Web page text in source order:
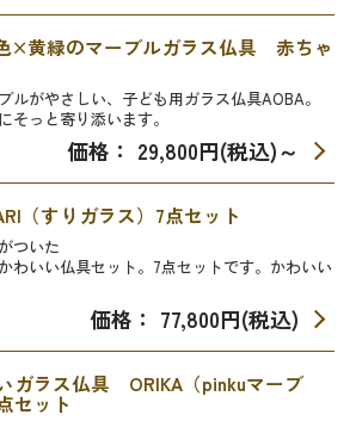
×黄緑のマーブルガラス仏具 赤ちゃ
ルがやさしい、子ども用ガラス仏具AOBA。
そっと寄り添います。
価格： 29,800円(税込)～
（すりガラス）7点セット
ついた
わいい仏具セット。7点セットです。かわいい
価格： 77,800円(税込)
ガラス仏具 ORIKA（pinkuマーブ
セット